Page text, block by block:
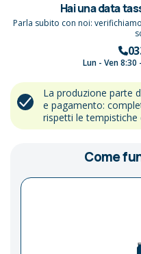
Hai una data
Parla subito con noi:
Lun - Ven 8:30
La produzione parte
e pagamento:
rispetti le tempistiche
Come